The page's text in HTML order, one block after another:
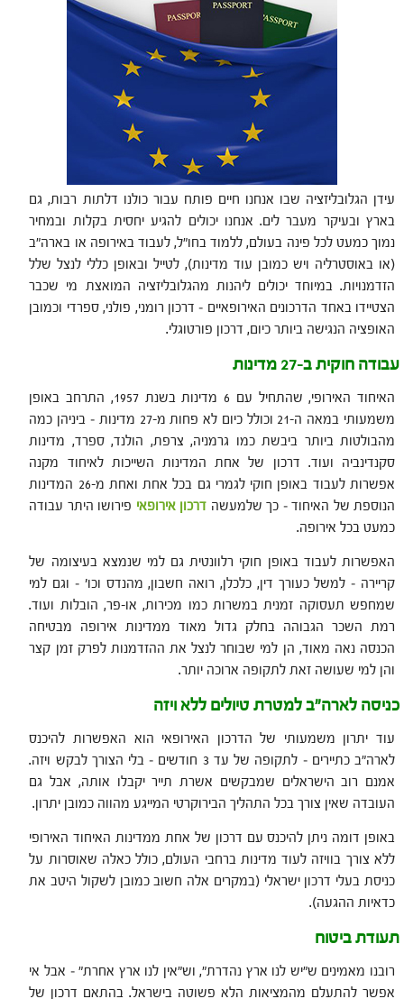
עידן הגלובליזציה שבו אנחנו חיים פותח עבור כולנו דלתות רבות, גם
בארץ ובעיקר מעבר לים. אנחנו יכולים להגיע יחסית בקלות ובמחיר
נמוך כמעט לכל פינה בעולם, ללמוד בחו"ל, לעבוד באירופה או בארה"ב
(או באוסטרליה ויש כמובן עוד מדינות), לטייל ובאופן כללי לנצל שלל
הזדמנויות. במיוחד יכולים ליהנות מהגלובליזציה המואצת מי שכבר
הצטיידו באחד הדרכונים האירופאיים – דרכון רומני, פולני, ספרדי וכמובן
האופציה הנגישה ביותר כיום, דרכון פורטוגלי.
עבודה חוקית ב-27 מדינות
האיחוד האירופי, שהתחיל עם 6 מדינות בשנת 1957, התרחב באופן
משמעותי במאה ה-21 וכולל כיום לא פחות מ-27 מדינות – ביניהן כמה
מהבולטות ביותר ביבשת כמו גרמניה, צרפת, הולנד, ספרד, מדינות
סקנדינביה ועוד. דרכון של אחת המדינות השייכות לאיחוד מקנה
אפשרות לעבוד באופן חוקי לגמרי גם בכל אחת ואחת מ-26 המדינות
הנוספת של האיחוד – כך שלמעשה דרכון אירופאי פירושו היתר עבודה
כמעט בכל אירופה.
האפשרות לעבוד באופן חוקי רלוונטית גם למי שנמצא בעיצומה של
קריירה – למשל כעורך דין, כלכלן, רואה חשבון, מהנדס וכו' – וגם למי
שמחפש תעסוקה זמנית במשרות כמו מכירות, או-פר, הובלות ועוד.
רמת השכר הגבוהה בחלק גדול מאוד ממדינות אירופה מבטיחה
הכנסה נאה מאוד, הן למי שבוחר לנצל את ההזדמנות לפרק זמן קצר
והן למי שעושה זאת לתקופה ארוכה יותר.
כניסה לארה"ב למטרת טיולים ללא ויזה
עוד יתרון משמעותי של הדרכון האירופאי הוא האפשרות להיכנס
לארה"ב כתיירים – לתקופה של עד 3 חודשים – בלי הצורך לבקש ויזה.
אמנם רוב הישראלים שמבקשים אשרת תייר יקבלו אותה, אבל גם
העובדה שאין צורך בכל התהליך הבירוקרטי המייגע מהווה כמובן יתרון.
באופן דומה ניתן להיכנס עם דרכון של אחת ממדינות האיחוד האירופי
ללא צורך בוויזה לעוד מדינות ברחבי העולם, כולל כאלה שאוסרות על
כניסת בעלי דרכון ישראלי (במקרים אלה חשוב כמובן לשקול היטב את
כדאיות ההגעה).
תעודת ביטוח
רובנו מאמינים ש"יש לנו ארץ נהדרת", וש"אין לנו ארץ אחרת" – אבל אי
אפשר להתעלם מהמציאות הלא פשוטה בישראל. בהתאם דרכון של